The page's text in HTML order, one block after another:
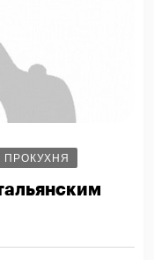
ПРОКУХНЯ